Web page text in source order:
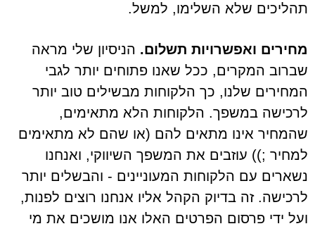
תהליכים שלא השלימו, למשל.
מחירים ואפשרויות תשלום.הניסיון שלי מראה
שברוב המקרים, ככל שאנו פתוחים יותר לגבי
המחירים שלנו, כך הלקוחות מבשילים טוב יותר
לרכישה במשפך. הלקוחות הלא מתאימים,
שהמחיר אינו מתאים להם (או שהם לא מתאימים
למחיר ;)) עוזבים את המשפך השיווקי, ואנחנו
נשארים עם הלקוחות המעוניינים - והבשלים יותר
לרכישה. זה בדיוק הקהל אליו אנחנו רוצים לפנות,
ועל ידי פרסום הפרטים האלו אנו מושכים את מי